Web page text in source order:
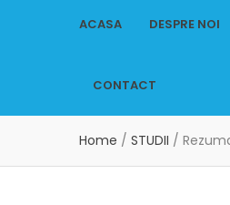
ACASA DESPRE NOI
CONTACT
Home / STUDII /